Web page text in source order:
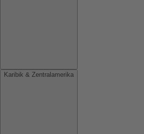
Karibik & Zentralamerika